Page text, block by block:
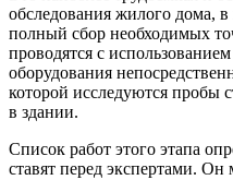
обследования жилого дома, в
полный сбор необходимых
проводятся с
оборудования
которой исследуются пробы
в здании.
Список работ этого этапа
ставят перед экспертами. Он